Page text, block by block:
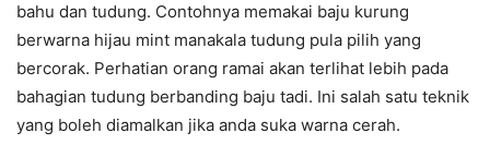
bahu dan tudung. Contohnya memakai baju kurung
berwarna hijau mint manakala tudung pula pilih yang
bercorak. Perhatian orang ramai akan terlihat lebih pada
bahagian tudung berbanding baju tadi. Ini salah satu teknik
yang boleh diamalkan jika anda suka warna cerah.